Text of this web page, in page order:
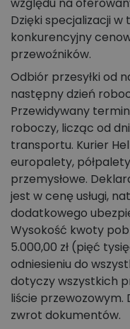
Dzięki specjalizacji
konkurencyjny
przewoźników.
Odbiór przesyłki od
następny dzień
Przewidywany
roboczy, licząc od
transportu. Kurier
europalety,
przemysłowe.
jest w cenę usługi,
dodatkowego
Wysokość kwoty
5.000,00 zł (pięć
odniesieniu do
dotyczy wszystkich
liście przewozowym.
zwrot dokumentów.